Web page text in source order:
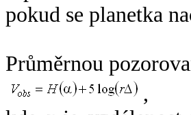
pokud se planetka
Průměrnou
,